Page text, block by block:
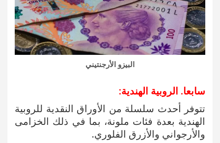
البيزو الأرجنتيني
سابعا. الروبية الهندية:
تتوفر أحدث سلسلة من الأوراق النقدية للروبية
الهندية بعدة فئات ملونة، بما في ذلك الخزامى
والأرجواني والأزرق الفلوري.